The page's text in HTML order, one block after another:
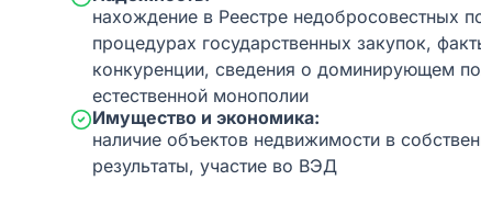
нахождение в Реестре недобросовестных
процедурах государственных закупок,
конкуренции, сведения о доминирующем
естественной монополии
Имущество и экономика:
наличие объектов недвижимости в
результаты, участие во ВЭД